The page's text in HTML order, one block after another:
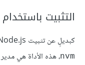
التثبيت باستخدام NVM
كبديلٍ عن تثبيت Node.js باستخدام
nvm